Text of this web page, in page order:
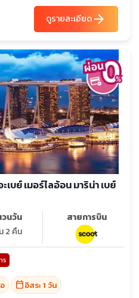
ดูรายละเอียดarrow_forward
เบย์ เมอร์ไลอ้อน มาริน่า เบย์
วนวัน
2 คืน
สายการบิน
ร
calendar_todayอิสระ 1 วัน